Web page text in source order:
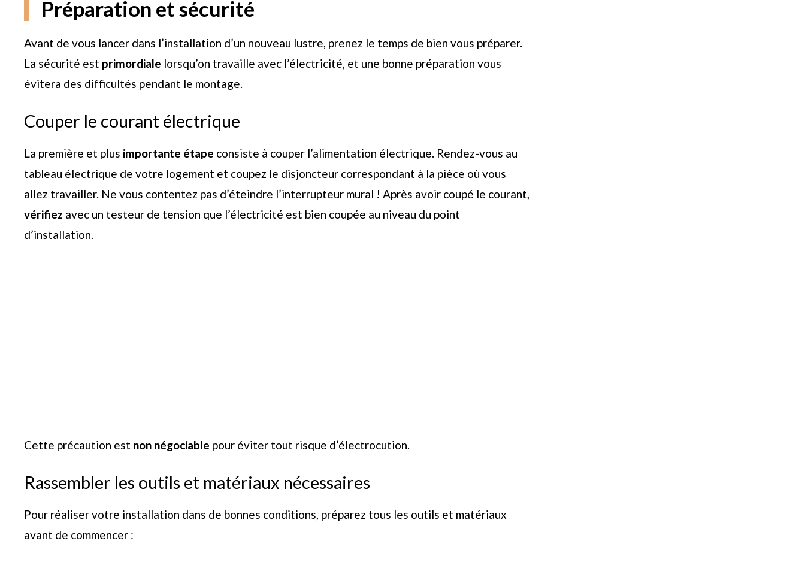
Préparation et sécurité
Avant de vous lancer dans l’installation d’un nouveau lustre, prenez le temps de bien vous préparer.
La sécurité est primordiale lorsqu’on travaille avec l’électricité, et une bonne préparation vous
évitera des difficultés pendant le montage.
Couper le courant électrique
La première et plus importante étape consiste à couper l’alimentation électrique. Rendez-vous au
tableau électrique de votre logement et coupez le disjoncteur correspondant à la pièce où vous
allez travailler. Ne vous contentez pas d’éteindre l’interrupteur mural ! Après avoir coupé le courant,
vérifiez avec un testeur de tension que l’électricité est bien coupée au niveau du point
d’installation.
Cette précaution est non négociable pour éviter tout risque d’électrocution.
Rassembler les outils et matériaux nécessaires
Pour réaliser votre installation dans de bonnes conditions, préparez tous les outils et matériaux
avant de commencer :